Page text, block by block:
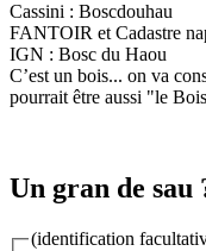
Cassini : Boscdouhau
FANTOIR et Cadastre
IGN : Bosc du Haou
C’est un bois... on va
pourrait être aussi "le
Un gran de sau
(identification